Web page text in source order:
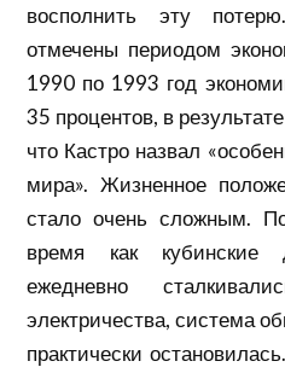
восполнить эту
отмечены периодом
1990 по 1993 год
35 процентов, в
что Кастро назвал
мира». Жизненное
стало очень сложным.
время как кубинские
ежедневно
электричества, система
практически